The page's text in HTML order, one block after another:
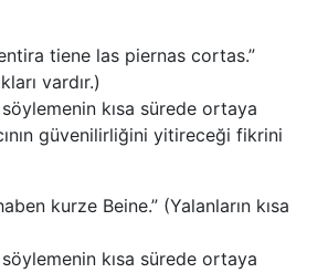
tiene las piernas cortas.”
vardır.)
kısa sürede ortaya
güvenilirliğini yitireceği fikrini
kurze Beine.” (Yalanların kısa
kısa sürede ortaya